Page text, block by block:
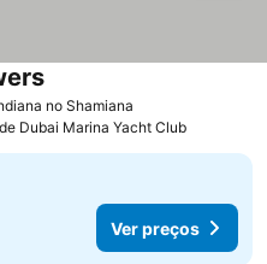
no Shamiana
Dubai Marina Yacht Club
Ver preços